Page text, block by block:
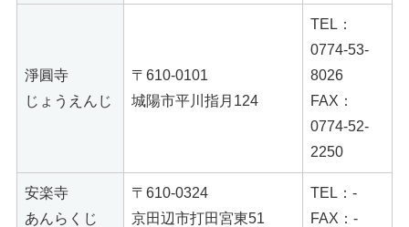
淨圓寺
じょうえんじ
〒610-0101
城陽市平川指月124
TEL：
0774-53-
8026
FAX：
0774-52-
2250
安楽寺
あんらくじ
〒610-0324
京田辺市打田宮東51
TEL：-
FAX：-